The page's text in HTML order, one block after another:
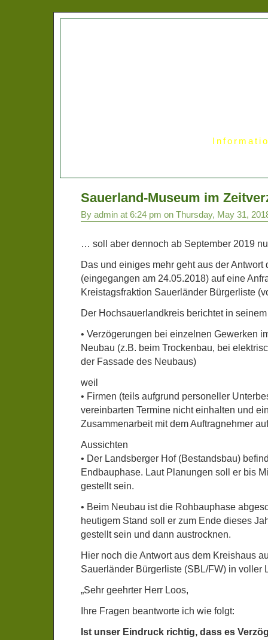
Sauerland-Museum im
By admin at 6:24 pm on Thursday, May 31,
… soll aber dennoch ab September 2019
Das und einiges mehr geht aus der Antwort
(eingegangen am 24.05.2018) auf eine
Kreistagsfraktion Sauerländer Bürgerliste
Der Hochsauerlandkreis berichtet in
• Verzögerungen bei einzelnen Gewerken
Neubau (z.B. beim Trockenbau, bei
der Fassade des Neubaus)
weil
• Firmen (teils aufgrund personeller
vereinbarten Termine nicht einhalten und
Zusammenarbeit mit dem Auftragnehmer
Aussichten
• Der Landsberger Hof (Bestandsbau)
Endbauphase. Laut Planungen soll er bis
gestellt sein.
• Beim Neubau ist die Rohbauphase
heutigem Stand soll er zum Ende dieses
gestellt sein und dann austrocknen.
Hier noch die Antwort aus dem Kreishaus
Sauerländer Bürgerliste (SBL/FW) in voller
„Sehr geehrter Herr Loos,
Ihre Fragen beantworte ich wie folgt:
Ist unser Eindruck richtig, dass es